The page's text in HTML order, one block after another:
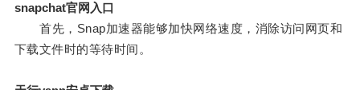
snapchat官网入口
首先，Snap加速器能够加快网络速度，消除访问网页和
下载文件时的等待时间。